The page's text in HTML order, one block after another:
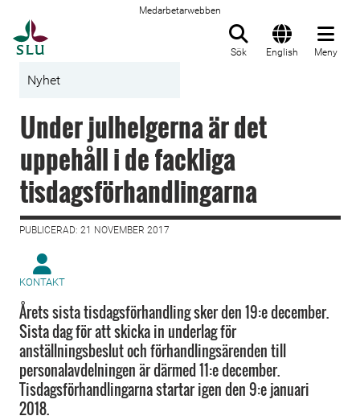
Medarbetarwebben
Sök English Meny
Nyhet
Under julhelgerna är det
uppehåll i de fackliga
tisdagsförhandlingarna
PUBLICERAD: 21 NOVEMBER 2017
KONTAKT
Årets sista tisdagsförhandling sker den 19:e december.
Sista dag för att skicka in underlag för
anställningsbeslut och förhandlingsärenden till
personalavdelningen är därmed 11:e december.
Tisdagsförhandlingarna startar igen den 9:e januari
2018.